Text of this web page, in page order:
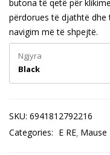
butona të qetë për
përdorues të djathtë
navigim më të shpejtë.
Ngjyra
Black
SKU: 6941812792216
Categories: E RE Mause